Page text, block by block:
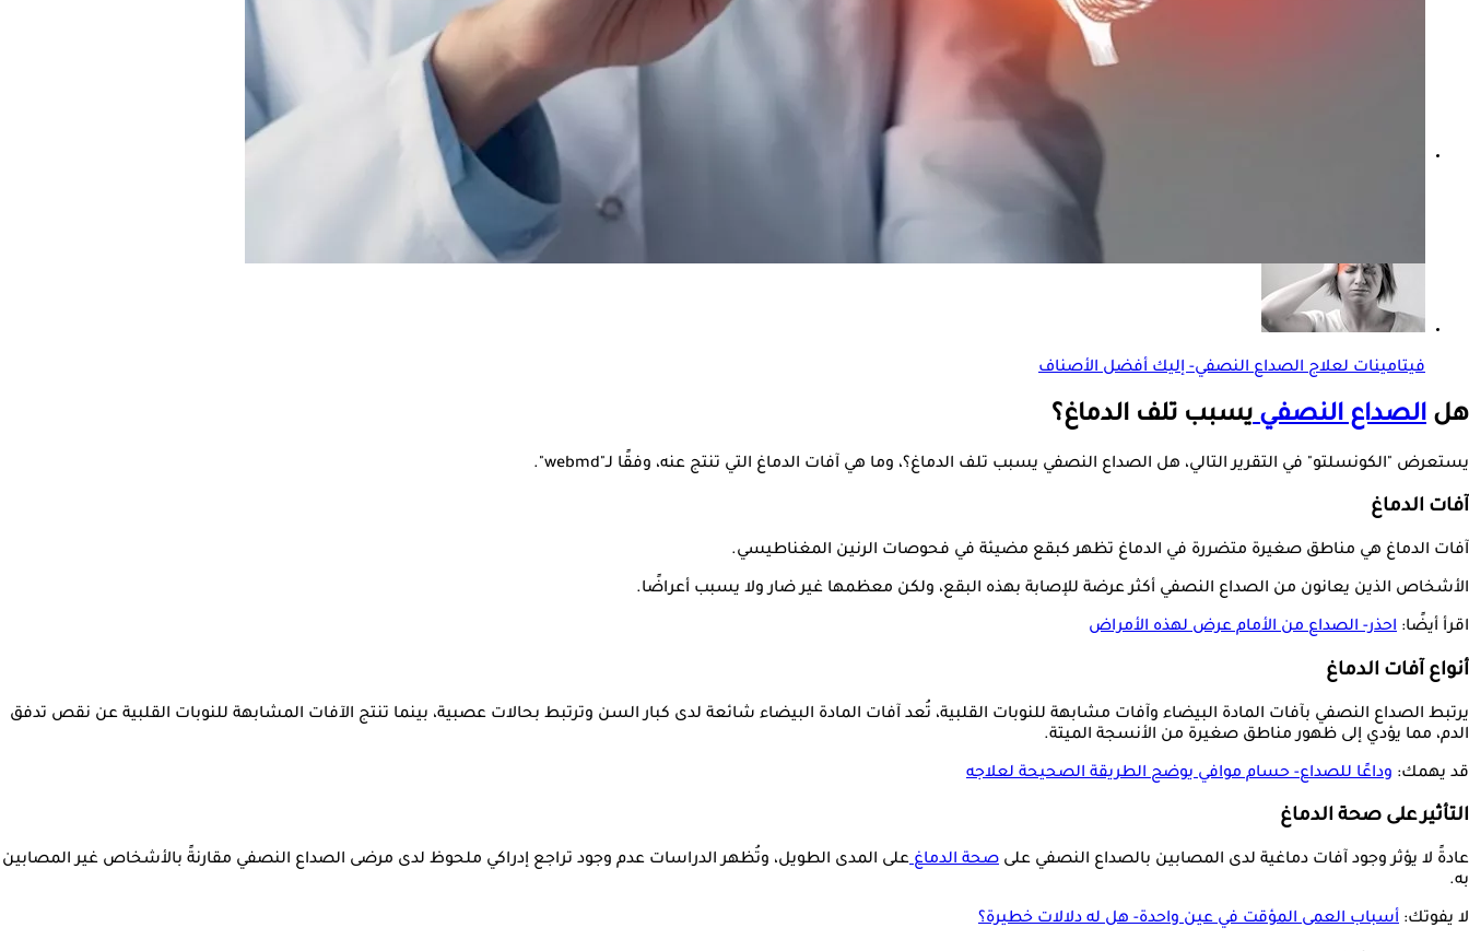
علامات الاكتئاب عند الرجال- متى يؤثر على الصحة الجنسية؟
كيف تنذر حاسة الشم بالاكتئاب؟- دراسة حديثة تجيب
فيتامينات لعلاج الصداع النصفي- إليك أفضل الأصناف
هل الصداع النصفييسبب تلف الدماغ؟
يستعرض "الكونسلتو" في التقرير التالي، هل الصداع النصفي يسبب تلف الدماغ؟، وما هي آفات الدماغ التي تنتج عنه، وفقًا لـ"webmd".
آفات الدماغ
آفات الدماغ هي مناطق صغيرة متضررة في الدماغ تظهر كبقع مضيئة في فحوصات الرنين المغناطيسي.
الأشخاص الذين يعانون من الصداع النصفي أكثر عرضة للإصابة بهذه البقع، ولكن معظمها غير ضار ولا يسبب أعراضًا.
اقرأ أيضًا: احذر- الصداع من الأمام عرض لهذه الأمراض
أنواع آفات الدماغ
يرتبط الصداع النصفي بآفات المادة البيضاء وآفات مشابهة للنوبات القلبية، تُعد آفات المادة البيضاء شائعة لدى كبار السن وترتبط بحالات عصبية، بينما تنتج الآفات المشابهة للنوبات القلبية عن نقص تدفق
الدم، مما يؤدي إلى ظهور مناطق صغيرة من الأنسجة الميتة.
قد يهمك: وداعًا للصداع- حسام موافي يوضح الطريقة الصحيحة لعلاجه
التأثير على صحة الدماغ
عادةً لا يؤثر وجود آفات دماغية لدى المصابين بالصداع النصفي على صحة الدماغعلى المدى الطويل، وتُظهر الدراسات عدم وجود تراجع إدراكي ملحوظ لدى مرضى الصداع النصفي مقارنةً بالأشخاص غير المصابين
به.
لا يفوتك: أسباب العمى المؤقت في عين واحدة- هل له دلالات خطيرة؟